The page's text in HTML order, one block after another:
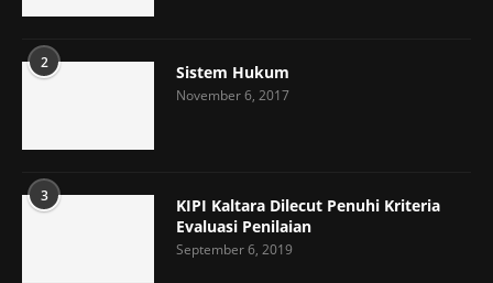
2 Sistem Hukum
November 6, 2017
3
KIPI Kaltara Dilecut Penuhi Kriteria
Evaluasi Penilaian
September 6, 2019